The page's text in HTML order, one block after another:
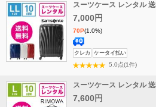
無
料
スーツケース レンタル
7,000円
70P(1.0%)
送
料
料
クレカ ケータイ払い
5.0点(1件)
スーツケース レンタル
7,600円